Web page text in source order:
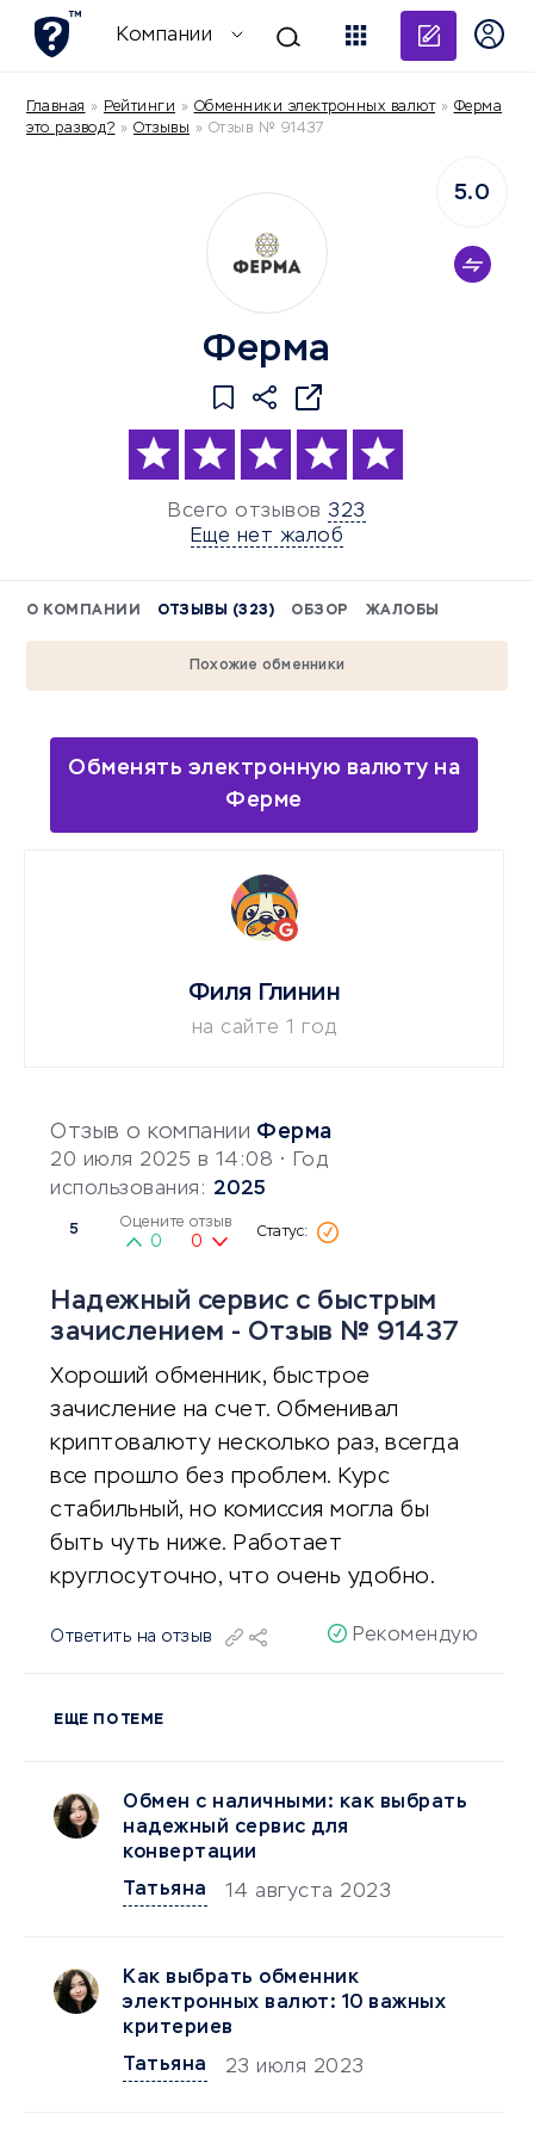
Компании
Главная » Рейтинги » Обменники электронных валют» Ферма
это развод? » Отзывы » Отзыв № 91437
Ферма
Всего отзывов 323
Еще нет жалоб
5.0
О КОМПАНИИ ОТЗЫВЫ (323) ОБЗОР ЖАЛОБЫ
Похожие обменники
Обменять электронную валюту на
Ферме
Отзыв о компании Ферма
20 июля 2025 в 14:08 • Год
использования: 2025
5 Оцените отзыв
0 0
Надежный сервис с быстрым
зачислением - Отзыв № 91437
Хороший обменник, быстрое
зачисление на счет. Обменивал
криптовалюту несколько раз, всегда
все прошло без проблем. Курс
стабильный, но комиссия могла бы
быть чуть ниже. Работает
круглосуточно, что очень удобно.
Ответить на отзыв Рекомендую
ЕЩЕ ПО ТЕМЕ
Обмен с наличными: как выбрать
надежный сервис для
конвертации
Татьяна
14 августа 2023
Как выбрать обменник
электронных валют: 10 важных
критериев
Татьяна
23 июля 2023
Филя Глинин
на сайте 1 год